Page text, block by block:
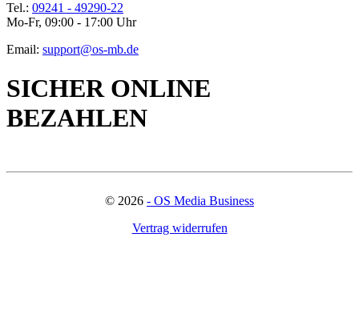
Tel.: 09241 - 49290-22
Mo-Fr, 09:00 - 17:00 Uhr
Email: support@os-mb.de
SICHER ONLINE
BEZAHLEN
© 2026 - OS Media Business
Vertrag widerrufen